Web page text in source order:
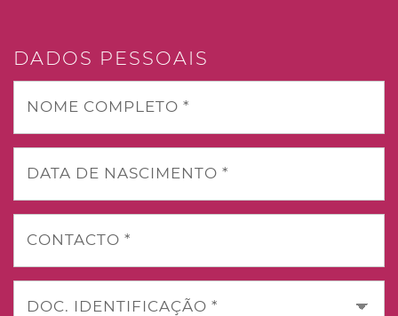
DADOS PESSOAIS
NOME COMPLETO *
DATA DE NASCIMENTO *
CONTACTO *
DOC. IDENTIFICAÇÃO *